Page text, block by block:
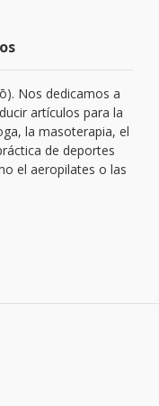
Nos dedicamos a
artículos para la
la masoterapia, el
de deportes
el aeropilates o las